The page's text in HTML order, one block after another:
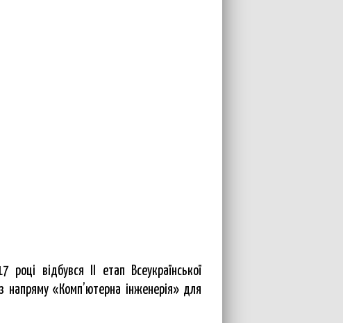
відбувся ІІ етап Всеукраїнської
напряму «Комп’ютерна інженерія» для